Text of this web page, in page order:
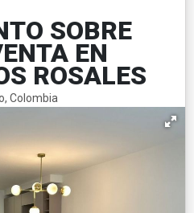
SOBRE
EN
ROSALES
Colombia